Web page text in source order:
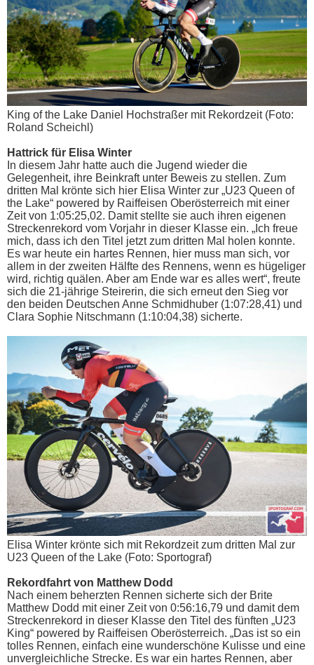
King of the Lake Daniel Hochstraßer mit Rekordzeit (Foto:
Roland Scheichl)
Hattrick für Elisa Winter
In diesem Jahr hatte auch die Jugend wieder die
Gelegenheit, ihre Beinkraft unter Beweis zu stellen. Zum
dritten Mal krönte sich hier Elisa Winter zur „U23 Queen of
the Lake“ powered by Raiffeisen Oberösterreich mit einer
Zeit von 1:05:25,02. Damit stellte sie auch ihren eigenen
Streckenrekord vom Vorjahr in dieser Klasse ein. „Ich freue
mich, dass ich den Titel jetzt zum dritten Mal holen konnte.
Es war heute ein hartes Rennen, hier muss man sich, vor
allem in der zweiten Hälfte des Rennens, wenn es hügeliger
wird, richtig quälen. Aber am Ende war es alles wert“, freute
sich die 21-jährige Steirerin, die sich erneut den Sieg vor
den beiden Deutschen Anne Schmidhuber (1:07:28,41) und
Clara Sophie Nitschmann (1:10:04,38) sicherte.
Elisa Winter krönte sich mit Rekordzeit zum dritten Mal zur
U23 Queen of the Lake (Foto: Sportograf)
Rekordfahrt von Matthew Dodd
Nach einem beherzten Rennen sicherte sich der Brite
Matthew Dodd mit einer Zeit von 0:56:16,79 und damit dem
Streckenrekord in dieser Klasse den Titel des fünften „U23
King“ powered by Raiffeisen Oberösterreich. „Das ist so ein
tolles Rennen, einfach eine wunderschöne Kulisse und eine
unvergleichliche Strecke. Es war ein hartes Rennen, aber